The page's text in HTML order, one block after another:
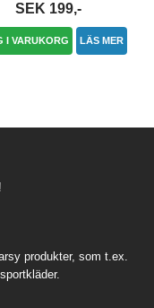
SEK 199,-
I VARUKORG LÄS MER
produkter, som t.ex.